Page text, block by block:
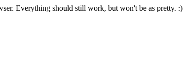
Everything should still work, but won't be as pretty. :)